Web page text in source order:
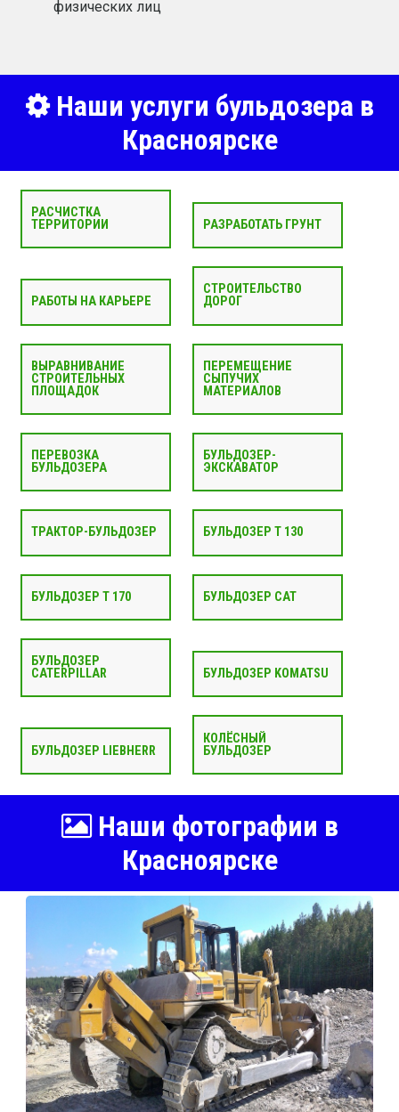
физических лиц
Наши услуги бульдозера в
Красноярске
РАСЧИСТКА
ТЕРРИТОРИИ
РАЗРАБОТАТЬ ГРУНТ
РАБОТЫ НА КАРЬЕРЕ
СТРОИТЕЛЬСТВО
ДОРОГ
ВЫРАВНИВАНИЕ
СТРОИТЕЛЬНЫХ
ПЛОЩАДОК
ПЕРЕМЕЩЕНИЕ
СЫПУЧИХ
МАТЕРИАЛОВ
ПЕРЕВОЗКА
БУЛЬДОЗЕРА
БУЛЬДОЗЕР-
ЭКСКАВАТОР
ТРАКТОР-БУЛЬДОЗЕР БУЛЬДОЗЕР Т 130
БУЛЬДОЗЕР Т 170 БУЛЬДОЗЕР CAT
БУЛЬДОЗЕР
CATERPILLAR
БУЛЬДОЗЕР KOMATSU
БУЛЬДОЗЕР LIEBHERR
КОЛЁСНЫЙ
БУЛЬДОЗЕР
Наши фотографии в
Красноярске